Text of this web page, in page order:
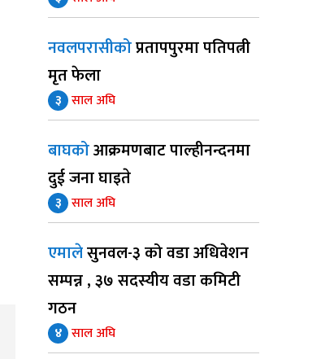
नवलपरासीकोप्रतापपुरमा पतिपत्नी
मृत फेला
३ साल अघि
बाघकोआक्रमणबाट पाल्हीनन्दनमा
दुई जना घाइते
३ साल अघि
एमालेसुनवल-३ को वडा अधिवेशन
सम्पन्न , ३७ सदस्यीय वडा कमिटी
गठन
४ साल अघि